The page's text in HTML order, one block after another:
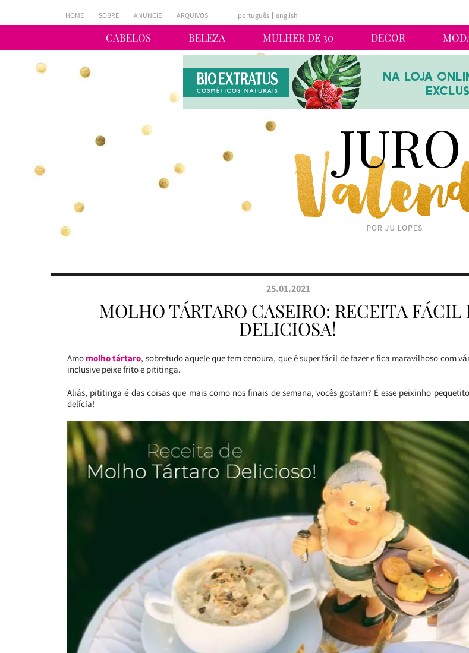
CABELOS BELEZA MULHER DE 30 DECOR
HOME SOBRE ANUNCIE ARQUIVOS português english
25.01.2021
MOLHO TÁRTARO CASEIRO: RECEITA FÁCIL
DELICIOSA!
Amo molho tártaro, sobretudo aquele que tem cenoura, que é super fácil de fazer e fica maravilhoso com
inclusive peixe frito e pititinga.
Aliás, pititinga é das coisas que mais como nos finais de semana, vocês gostam? É esse peixinho
delícia!